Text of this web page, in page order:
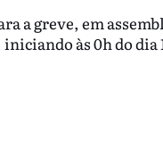
a greve, em
às 0h do dia